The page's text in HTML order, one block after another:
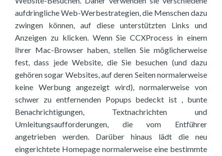
aufdringliche Web-Werbestrategien, die Menschen dazu
zwingen können, auf diese unterstützten Links und
Anzeigen zu klicken. Wenn Sie CCXProcess in einem
Ihrer Mac-Browser haben, stellen Sie möglicherweise
fest, dass jede Website, die Sie besuchen (und dazu
gehören sogar Websites, auf deren Seiten normalerweise
keine Werbung angezeigt wird), normalerweise von
schwer zu entfernenden Popups bedeckt ist , bunte
Benachrichtigungen, Textnachrichten und
Umleitungsaufforderungen, die vom Entführer
angetrieben werden. Darüber hinaus lädt die neu
eingerichtete Homepage normalerweise eine bestimmte